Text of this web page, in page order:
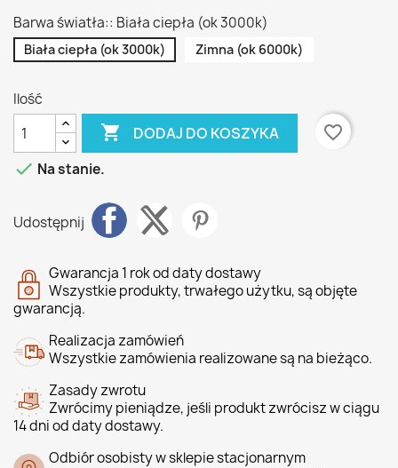
Barwa światła:: Biała ciepła (ok 3000k)
Biała ciepła (ok 3000k) Zimna (ok 6000k)
Ilość
 DODAJ DO KOSZYKA
favorite_border
 Na stanie.
Udostępnij
Gwarancja 1 rok od daty dostawy
Wszystkie produkty, trwałego użytku, są objęte
gwarancją.
Realizacja zamówień
Wszystkie zamówienia realizowane są na bieżąco.
Zasady zwrotu
Zwrócimy pieniądze, jeśli produkt zwrócisz w ciągu
14 dni od daty dostawy.
Odbiór osobisty w sklepie stacjonarnym